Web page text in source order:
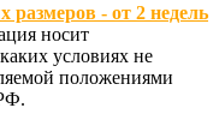
размеров - от 2 недель
носит
условиях не
положениями